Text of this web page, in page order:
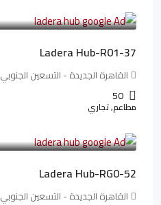
Ladera Hub-R01-37
القاهرة الجديدة - التسعين الجنوبي
50
مطاعم, تجاري
13,319,821LE
Ladera Hub-RG0-52
القاهرة الجديدة - التسعين الجنوبي